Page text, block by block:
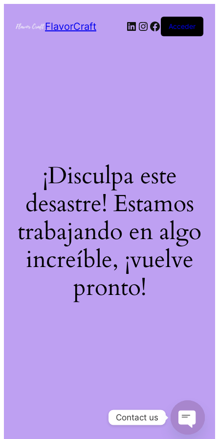
FlavorCraft Acceder
¡Disculpa este
desastre! Estamos
trabajando en algo
increíble, ¡vuelve
pronto!
Contact us